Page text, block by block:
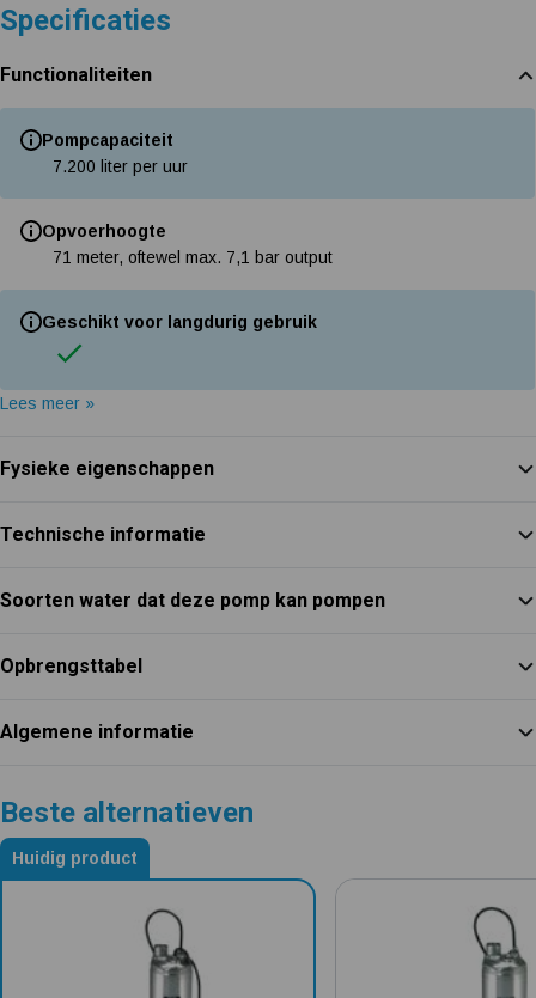
Specificaties
Functionaliteiten
Pompcapaciteit
7.200 liter per uur
Opvoerhoogte
71 meter, oftewel max. 7,1 bar output
Geschikt voor langdurig gebruik
Lees meer »
Fysieke eigenschappen
Technische informatie
Soorten water dat deze pomp kan pompen
Opbrengsttabel
Algemene informatie
Beste alternatieven
Alternatieven voor DAB Pulsar 50/80 M-A
Huidig product